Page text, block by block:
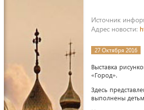
Источник
Адрес новости:
27 Октября 2016
Выставка
«Город».
Здесь
выполнены